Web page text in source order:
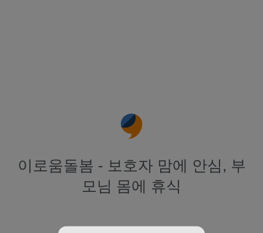
이로움돌봄 - 보호자 맘에 안심, 부
모님 몸에 휴식